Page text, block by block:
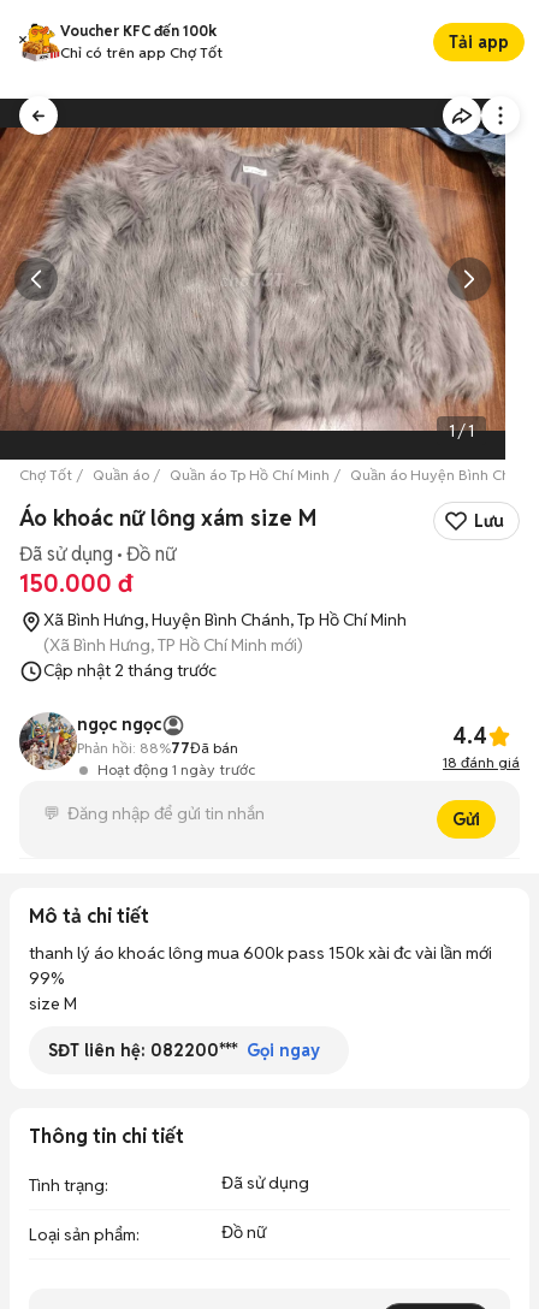
Voucher KFC đến 100k
Chỉ có trên app Chợ Tốt
Tải app
1/1
Chợ Tốt Quần áo Quần áo Tp Hồ Chí Minh Quần áo Huyện Bình Chánh
Áo khoác nữ lông xám size M Lưu
Đã sử dụng Đồ nữ
150.000 đ
Xã Bình Hưng, Huyện Bình Chánh, Tp Hồ Chí Minh
(Xã Bình Hưng, TP Hồ Chí Minh mới)
Cập nhật 2 tháng trước
ngọc ngọc
Hoạt động 1 ngày trước
Phản hồi: 88%77Đã bán 4.4
18 đánh giá
Gửi
Mô tả chi tiết
thanh lý áo khoác lông mua 600k pass 150k xài đc vài lần mới
99%
size M
SĐT liên hệ: 082200*** Gọi ngay
Thông tin chi tiết
Tình trạng: Đã sử dụng
Loại sản phẩm: Đồ nữ